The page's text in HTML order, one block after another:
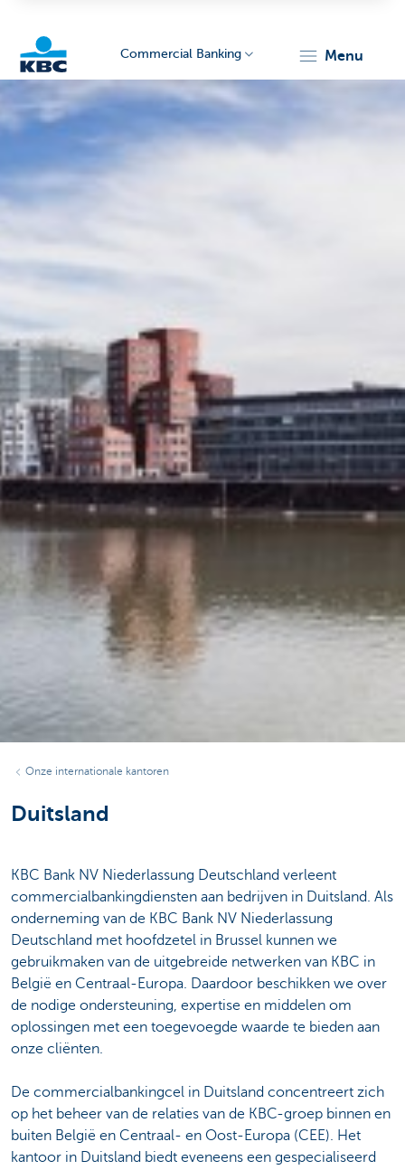
Commercial Banking menu
Onze internationale kantoren
Duitsland
KBC Bank NV Niederlassung Deutschland verleent
commercialbankingdiensten aan bedrijven in Duitsland. Als
onderneming van de KBC Bank NV Niederlassung
Deutschland met hoofdzetel in Brussel kunnen we
gebruikmaken van de uitgebreide netwerken van KBC in
België en Centraal-Europa. Daardoor beschikken we over
de nodige ondersteuning, expertise en middelen om
oplossingen met een toegevoegde waarde te bieden aan
onze cliënten.
De commercialbankingcel in Duitsland concentreert zich
op het beheer van de relaties van de KBC-groep binnen en
buiten België en Centraal- en Oost-Europa (CEE). Het
kantoor in Duitsland biedt eveneens een gespecialiseerd